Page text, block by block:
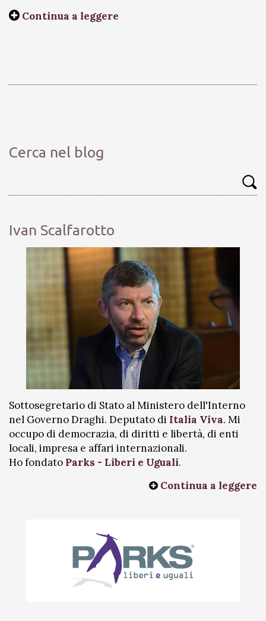
Continua a leggere
Cerca nel blog
Ivan Scalfarotto
Sottosegretario di Stato al Ministero dell'Interno
nel Governo Draghi. Deputato di Italia Viva. Mi
occupo di democrazia, di diritti e libertà, di enti
locali, impresa e affari internazionali.
Ho fondato Parks - Liberi e Uguali.
Continua a leggere